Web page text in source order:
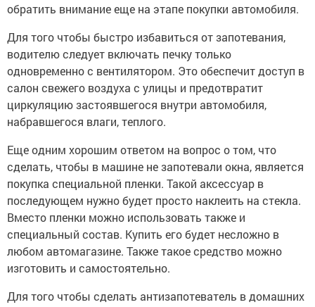
обратить внимание еще на этапе покупки автомобиля.
Для того чтобы быстро избавиться от запотевания,
водителю следует включать печку только
одновременно с вентилятором. Это обеспечит доступ в
салон свежего воздуха с улицы и предотвратит
циркуляцию застоявшегося внутри автомобиля,
набравшегося влаги, теплого.
Еще одним хорошим ответом на вопрос о том, что
сделать, чтобы в машине не запотевали окна, является
покупка специальной пленки. Такой аксессуар в
последующем нужно будет просто наклеить на стекла.
Вместо пленки можно использовать также и
специальный состав. Купить его будет несложно в
любом автомагазине. Также такое средство можно
изготовить и самостоятельно.
Для того чтобы сделать антизапотеватель в домашних